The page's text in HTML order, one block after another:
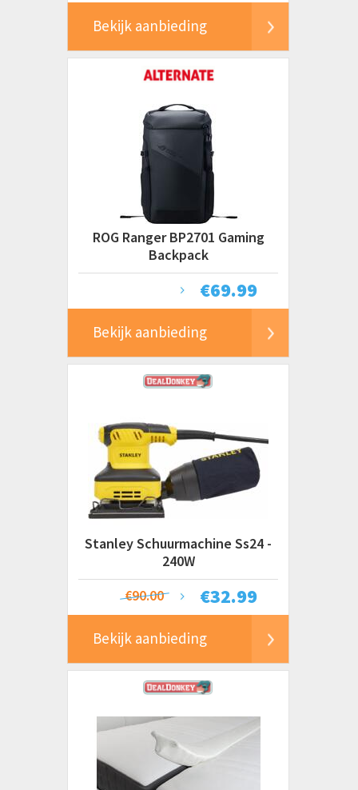
Bekijk aanbieding
ROG Ranger BP2701 Gaming
Backpack
€69.99
Bekijk aanbieding
Stanley Schuurmachine Ss24 -
240W
€32.99
€90.00
Bekijk aanbieding